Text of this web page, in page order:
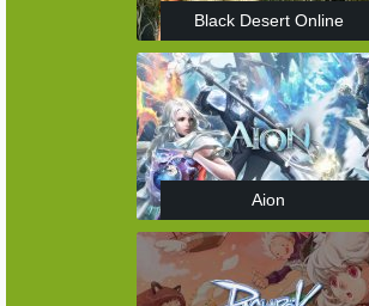
Black Desert Online
Aion